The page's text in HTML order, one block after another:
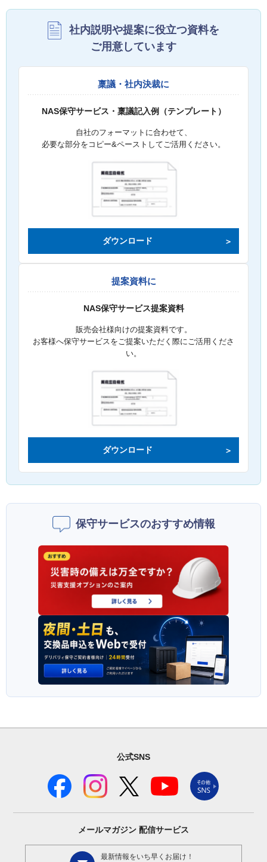
社内説明や提案に役立つ資料を
ご用意しています
稟議・社内決裁に
NAS保守サービス・稟議記入例（テンプレート）
自社のフォーマットに合わせて、
必要な部分をコピー&ペーストしてご活用ください。
ダウンロード
提案資料に
NAS保守サービス提案資料
販売会社様向けの提案資料です。
お客様へ保守サービスをご提案いただく際にご活用くださ
い。
ダウンロード
保守サービスのおすすめ情報
公式SNS
メールマガジン 配信サービス
最新情報をいち早くお届け！